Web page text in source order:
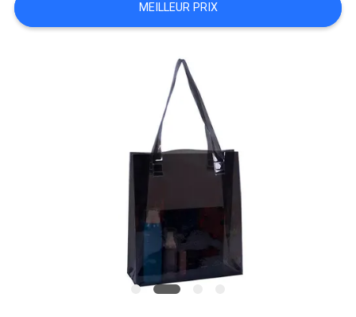
MEILLEUR PRIX